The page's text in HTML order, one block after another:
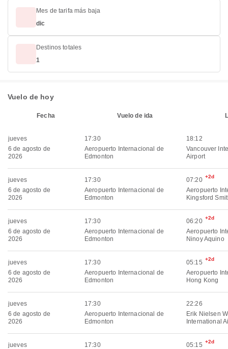
Mes de tarifa más baja
dic
Destinos totales
1
Vuelo de hoy
Fecha Vuelo de ida
jueves
6 de agosto de
2026
17:30
Aeropuerto Internacional de
Edmonton
18:12
Vancouver
Airport
jueves
6 de agosto de
2026
17:30
Aeropuerto Internacional de
Edmonton
07:20 +2d
Aeropuerto
Kingsford
jueves
6 de agosto de
2026
17:30
Aeropuerto Internacional de
Edmonton
06:20 +2d
Aeropuerto
Ninoy Aquino
jueves
6 de agosto de
2026
17:30
Aeropuerto Internacional de
Edmonton
05:15 +2d
Aeropuerto
Hong Kong
jueves
6 de agosto de
2026
17:30
Aeropuerto Internacional de
Edmonton
22:26
Erik Nielsen
International
jueves
17:30
05:15 +2d